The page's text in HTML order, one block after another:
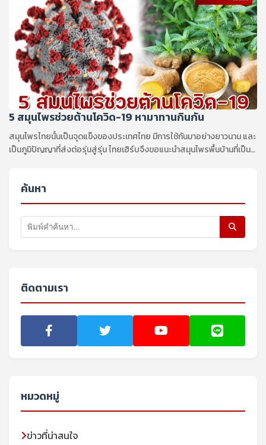
5 สมุนไพรช่วยต้านโควิด-19 หามาทานกินกัน
สมุนไพรไทยนั้นเป็นจุดแข็งของประเทศไทย มีการใช้กันมาอย่างยาวนาน และ
เป็นภูมิปัญญาที่ส่งต่อรุ่นสู่รุ่น ไทยเฮิร์บจึงขอแนะนำสมุนไพรพื้นบ้านที่เป็น
ค้นหา
ติดตามเรา
หมวดหมู่
ข่าวที่น่าสนใจ